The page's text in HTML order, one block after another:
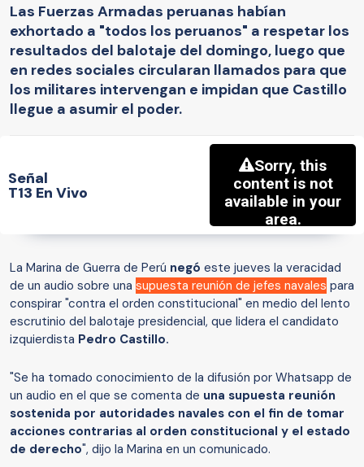
Las Fuerzas Armadas peruanas habían
exhortado a "todos los peruanos" a respetar los
resultados del balotaje del domingo, luego que
en redes sociales circularan llamados para que
los militares intervengan e impidan que Castillo
llegue a asumir el poder.
Señal
T13 En Vivo
La Marina de Guerra de Perú negó este jueves la veracidad
de un audio sobre una supuesta reunión de jefes navales para
conspirar "contra el orden constitucional" en medio del lento
escrutinio del balotaje presidencial, que lidera el candidato
izquierdista Pedro Castillo.
"Se ha tomado conocimiento de la difusión por Whatsapp de
un audio en el que se comenta de una supuesta reunión
sostenida por autoridades navales con el fin de tomar
acciones contrarias al orden constitucional y el estado
de derecho", dijo la Marina en un comunicado.